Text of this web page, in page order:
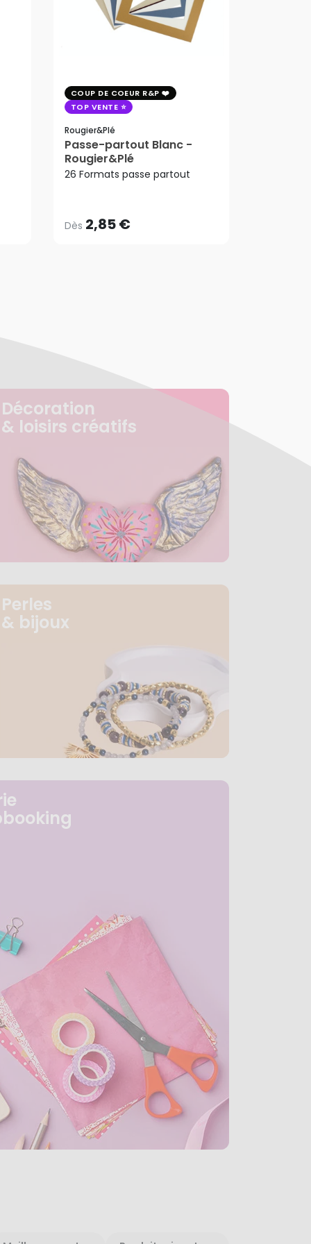
COUP DE COEUR R&P
TOP VENTE
Rougier&plé
Passe-partout Blanc -
Rougier&Plé
26 Formats passe partout
Dès 2,85 €
Dès2,85 €
Décoration
& loisirs créatifs
Perles
& bijoux